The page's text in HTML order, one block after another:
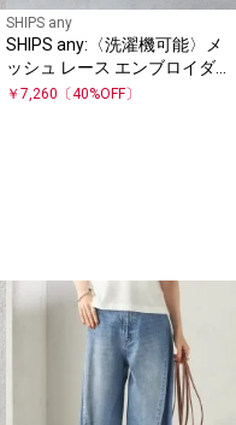
SHIPS any
SHIPS any:〈洗濯機可能〉メ
ッシュ レース エンブロイダリ
ー Iライン スカート
￥ 7,260 〔40%OFF〕